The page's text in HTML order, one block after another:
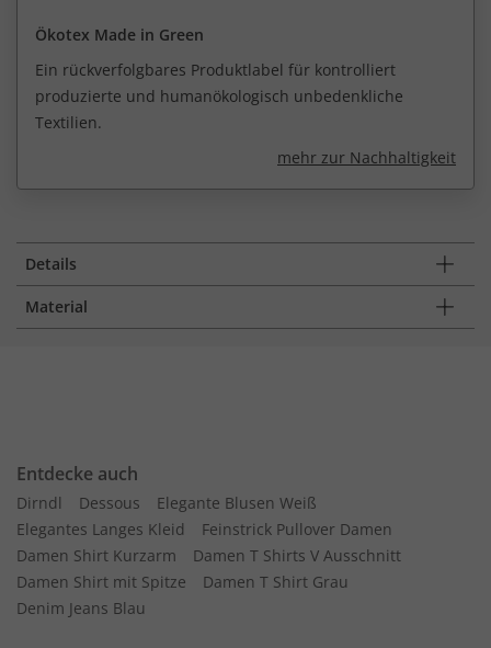
Ökotex Made in Green
Ein rückverfolgbares Produktlabel für kontrolliert
produzierte und humanökologisch unbedenkliche
Textilien.
mehr zur Nachhaltigkeit
Details
Material
Entdecke auch
Dirndl Dessous
Elegante Blusen Weiß
Elegantes Langes Kleid
Feinstrick Pullover Damen
Damen Shirt Kurzarm
Damen T Shirts V Ausschnitt
Damen Shirt mit Spitze
Damen T Shirt Grau
Denim Jeans Blau